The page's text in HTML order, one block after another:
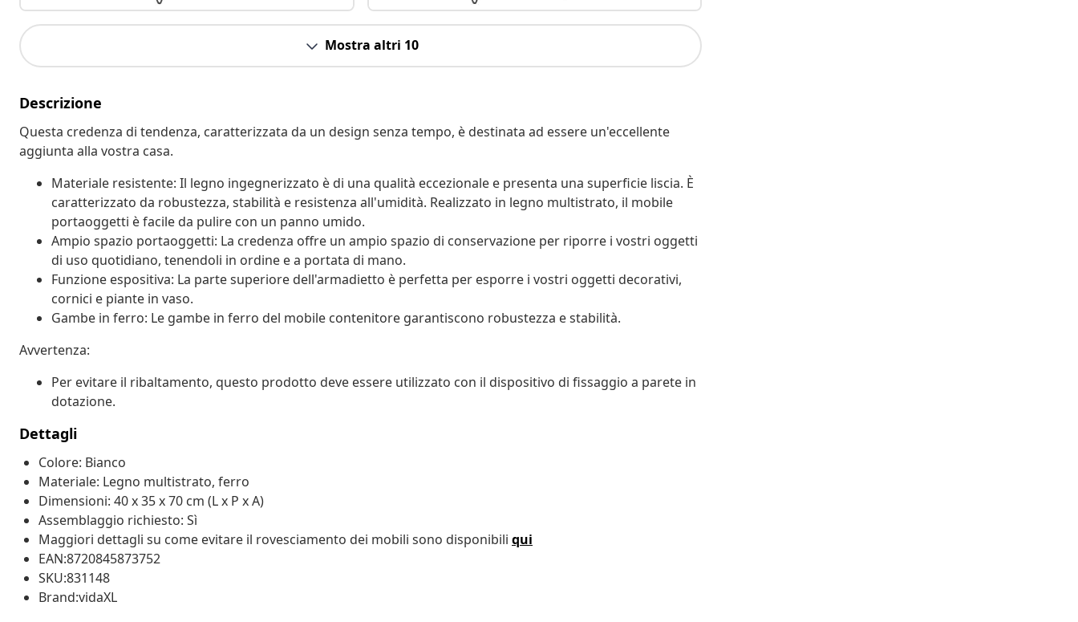
Mostra altri 10
Descrizione
Questa credenza di tendenza, caratterizzata da un design senza tempo, è destinata ad essere un'eccellente
aggiunta alla vostra casa.
Materiale resistente: Il legno ingegnerizzato è di una qualità eccezionale e presenta una superficie liscia. È
caratterizzato da robustezza, stabilità e resistenza all'umidità. Realizzato in legno multistrato, il mobile
portaoggetti è facile da pulire con un panno umido.
Ampio spazio portaoggetti: La credenza offre un ampio spazio di conservazione per riporre i vostri oggetti
di uso quotidiano, tenendoli in ordine e a portata di mano.
Funzione espositiva: La parte superiore dell'armadietto è perfetta per esporre i vostri oggetti decorativi,
cornici e piante in vaso.
Gambe in ferro: Le gambe in ferro del mobile contenitore garantiscono robustezza e stabilità.
Avvertenza:
Per evitare il ribaltamento, questo prodotto deve essere utilizzato con il dispositivo di fissaggio a parete in
dotazione.
Dettagli
Colore: Bianco
Materiale: Legno multistrato, ferro
Dimensioni: 40 x 35 x 70 cm (L x P x A)
Assemblaggio richiesto: Sì
Maggiori dettagli su come evitare il rovesciamento dei mobili sono disponibili qui
EAN:8720845873752
SKU:831148
Brand:vidaXL